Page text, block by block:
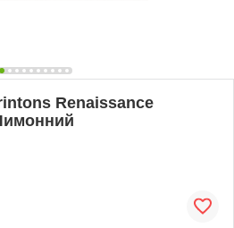
Renaissance